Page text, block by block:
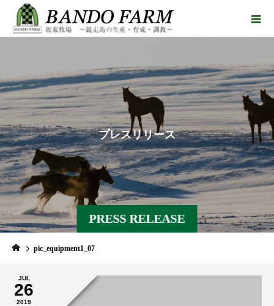
PRESS RELEASE
プレスリリース
pic_equipment1_07
JUL
26
2019